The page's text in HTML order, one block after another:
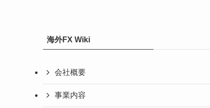
海外FX Wiki
会社概要
事業内容